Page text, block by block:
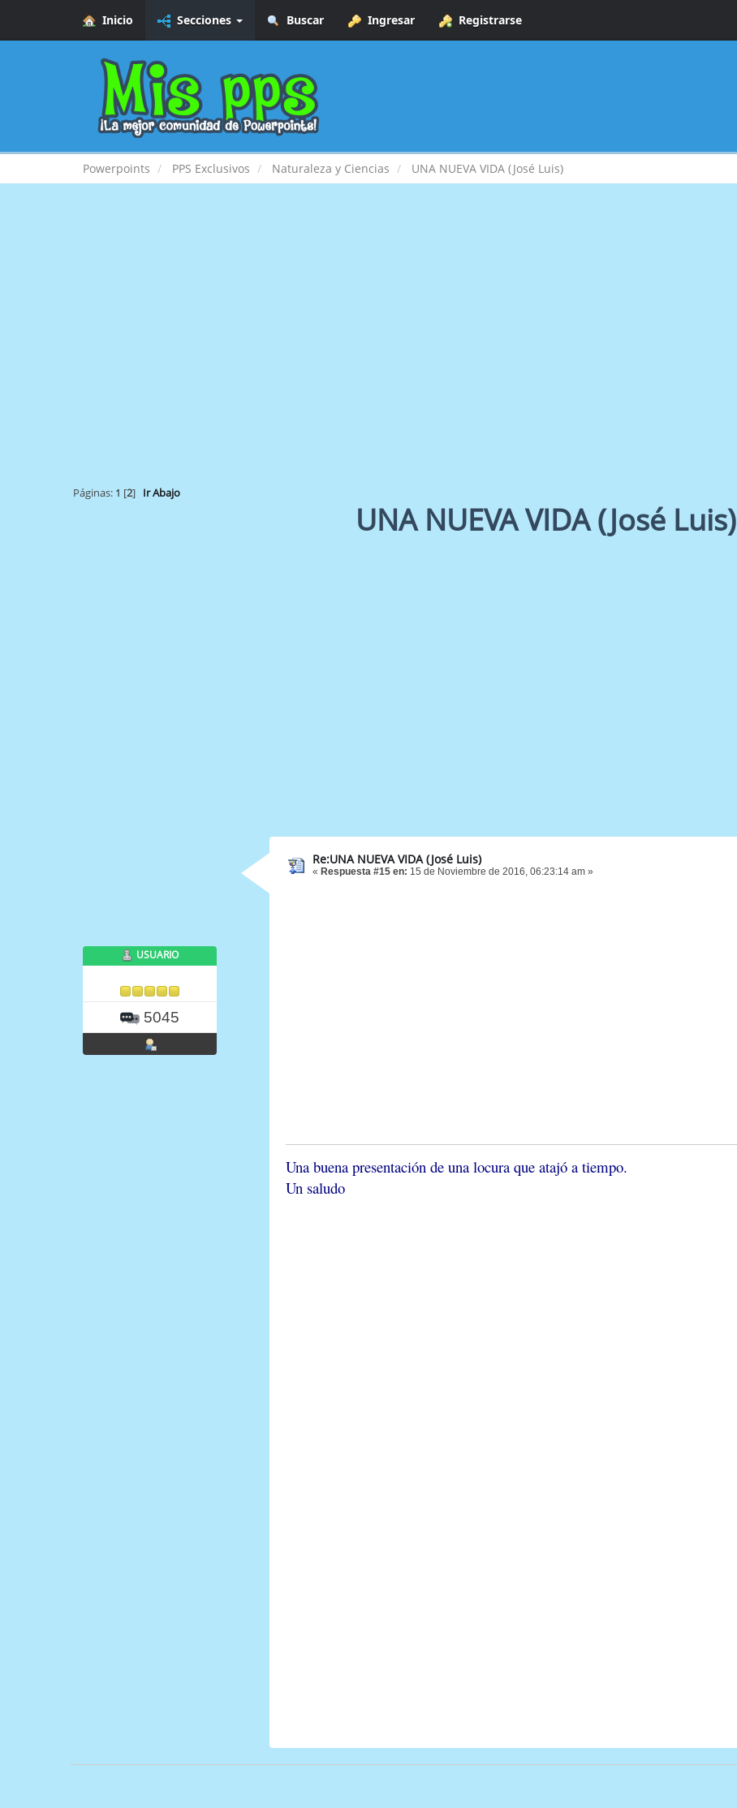
Inicio Secciones Buscar Ingresar Registrarse
Powerpoints PPS Exclusivos Naturaleza y Ciencias UNA NUEVA VIDA (José Luis)
Páginas: 1 [2] Ir Abajo
UNA NUEVA VIDA (José Luis)
USUARIO
5045
Re:UNA NUEVA VIDA (José Luis)
« Respuesta #15 en: 15 de Noviembre de 2016, 06:23:14 am »
Una buena presentación de una locura que atajó a tiempo.
Un saludo